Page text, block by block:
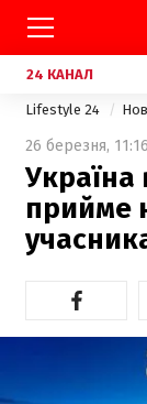
24 КАНАЛ
Lifestyle 24
26 березня, 11:16
Україна
прийме